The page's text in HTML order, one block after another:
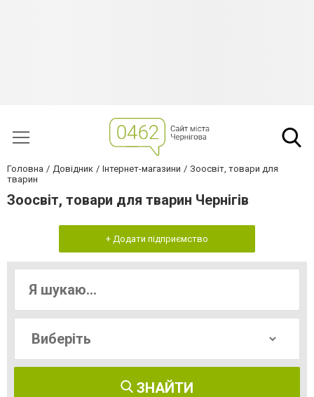
Головна Довідник Інтернет-магазини
Зоосвіт, товари для
тварин
Зоосвіт, товари для тварин Чернігів
+ Додати підприємство
ЗНАЙТИ